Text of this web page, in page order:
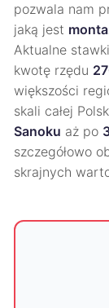
pozwala nam
jaką jest
Aktualne
kwotę rzędu
większości
skali całej
Sanoku aż po
szczegółowo
skrajnych